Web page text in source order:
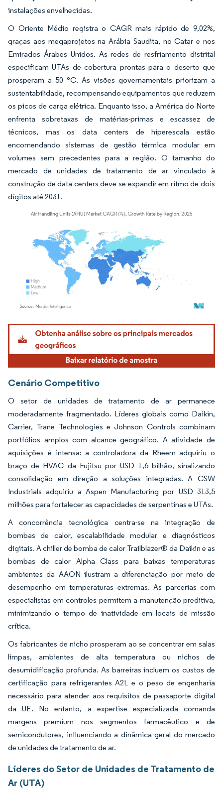
instalações envelhecidas.
O Oriente Médio registra o CAGR mais rápido de 9,02%,
graças aos megaprojetos na Arábia Saudita, no Catar e nos
Emirados Árabes Unidos. As redes de resfriamento distrital
especificam UTAs de cobertura prontas para o deserto que
prosperam a 50 °C. As visões governamentais priorizam a
sustentabilidade, recompensando equipamentos que reduzem
os picos de carga elétrica. Enquanto isso, a América do Norte
enfrenta sobretaxas de matérias-primas e escassez de
técnicos, mas os data centers de hiperescala estão
encomendando sistemas de gestão térmica modular em
volumes sem precedentes para a região. O tamanho do
mercado de unidades de tratamento de ar vinculado à
construção de data centers deve se expandir em ritmo de dois
dígitos até 2031.
Imagem © Mordor Intelligence. O reuso requer atribuição conforme CC BY 4.0.
Cenário Competitivo
O setor de unidades de tratamento de ar permanece
moderadamente fragmentado. Líderes globais como Daikin,
Carrier, Trane Technologies e Johnson Controls combinam
portfólios amplos com alcance geográfico. A atividade de
aquisições é intensa: a controladora da Rheem adquiriu o
braço de HVAC da Fujitsu por USD 1,6 bilhão, sinalizando
consolidação em direção a soluções integradas. A CSW
Industrials adquiriu a Aspen Manufacturing por USD 313,5
milhões para fortalecer as capacidades de serpentinas e UTAs.
A concorrência tecnológica centra-se na integração de
bombas de calor, escalabilidade modular e diagnósticos
digitais. A chiller de bomba de calor Trailblazer® da Daikin e as
bombas de calor Alpha Class para baixas temperaturas
ambientes da AAON ilustram a diferenciação por meio de
desempenho em temperaturas extremas. As parcerias com
especialistas em controles permitem a manutenção preditiva,
minimizando o tempo de inatividade em locais de missão
crítica.
Os fabricantes de nicho prosperam ao se concentrar em salas
limpas, ambientes de alta temperatura ou nichos de
desumidificação profunda. As barreiras incluem os custos de
certificação para refrigerantes A2L e o peso de engenharia
necessário para atender aos requisitos de passaporte digital
da UE. No entanto, a expertise especializada comanda
margens premium nos segmentos farmacêutico e de
semicondutores, influenciando a dinâmica geral do mercado
de unidades de tratamento de ar.
Líderes do Setor de Unidades de Tratamento de
Ar (UTA)